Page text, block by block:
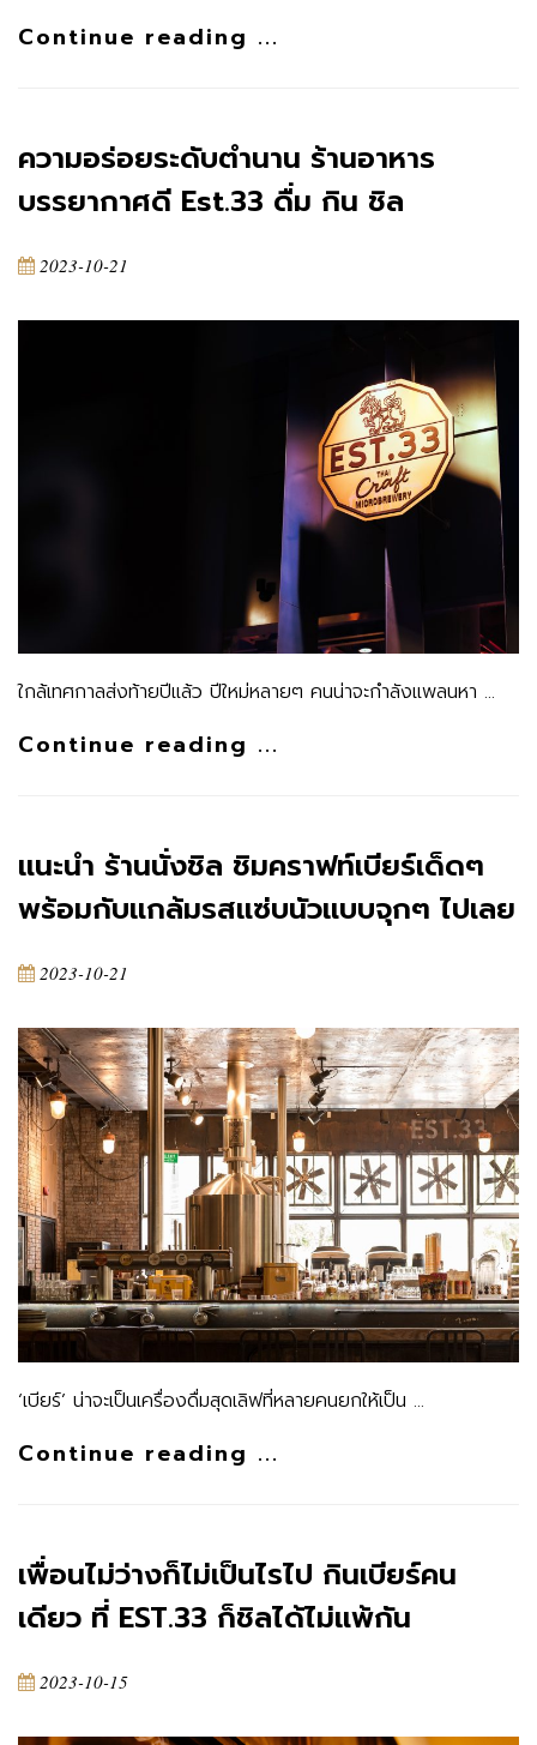
Continue reading ...
ความอร่อยระดับตำนาน ร้านอาหาร
บรรยากาศดี Est.33 ดื่ม กิน ชิล
2023-10-21
ใกล้เทศกาลส่งท้ายปีแล้ว ปีใหม่หลายๆ คนน่าจะกำลังแพลนหา …
Continue reading ...
แนะนำ ร้านนั่งชิล ชิมคราฟท์เบียร์เด็ดๆ
พร้อมกับแกล้มรสแซ่บนัวแบบจุกๆ ไปเลย
2023-10-21
‘เบียร์’ น่าจะเป็นเครื่องดื่มสุดเลิฟที่หลายคนยกให้เป็น …
Continue reading ...
เพื่อนไม่ว่างก็ไม่เป็นไรไป กินเบียร์คน
เดียว ที่ EST.33 ก็ชิลได้ไม่แพ้กัน
2023-10-15